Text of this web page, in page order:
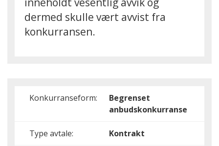
dermed skulle vært avvist fra
konkurransen.
Konkurranseform:
Begrenset
anbudskonkurranse
Type avtale: Kontrakt